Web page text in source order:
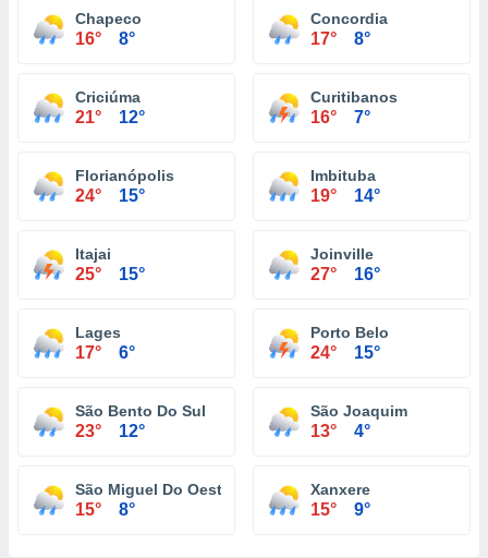
Chapeco
16° 8°
Concordia
17° 8°
Criciúma
21° 12°
Curitibanos
16° 7°
Florianópolis
24° 15°
Imbituba
19° 14°
Itajai
25° 15°
Joinville
27° 16°
Lages
17° 6°
Porto Belo
24° 15°
São Bento Do Sul
23° 12°
São Joaquim
13° 4°
São Miguel Do Oeste
15° 8°
Xanxere
15° 9°